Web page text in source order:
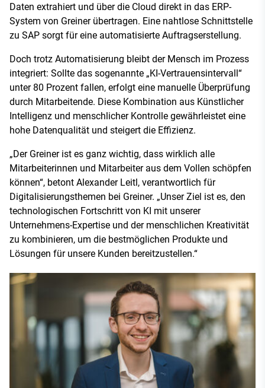
Daten extrahiert und über die Cloud direkt in das ERP-
System von Greiner übertragen. Eine nahtlose Schnittstelle
zu SAP sorgt für eine automatisierte Auftragserstellung.
Doch trotz Automatisierung bleibt der Mensch im Prozess
integriert: Sollte das sogenannte „KI-Vertrauensintervall“
unter 80 Prozent fallen, erfolgt eine manuelle Überprüfung
durch Mitarbeitende. Diese Kombination aus Künstlicher
Intelligenz und menschlicher Kontrolle gewährleistet eine
hohe Datenqualität und steigert die Effizienz.
„Der Greiner ist es ganz wichtig, dass wirklich alle
Mitarbeiterinnen und Mitarbeiter aus dem Vollen schöpfen
können“, betont Alexander Leitl, verantwortlich für
Digitalisierungsthemen bei Greiner. „Unser Ziel ist es, den
technologischen Fortschritt von KI mit unserer
Unternehmens-Expertise und der menschlichen Kreativität
zu kombinieren, um die bestmöglichen Produkte und
Lösungen für unsere Kunden bereitzustellen.“